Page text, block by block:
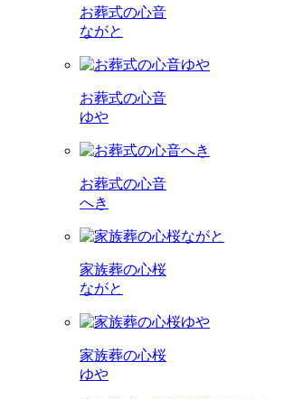
お葬式の心音
ながと
お葬式の心音
ゆや
お葬式の心音
へき
家族葬の心桜
ながと
家族葬の心桜
ゆや